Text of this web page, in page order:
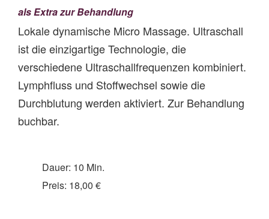
als Extra zur Behandlung
Lokale dynamische Micro Massage. Ultraschall
ist die einzigartige Technologie, die
verschiedene Ultraschallfrequenzen kombiniert.
Lymphfluss und Stoffwechsel sowie die
Durchblutung werden aktiviert. Zur Behandlung
buchbar.
Dauer: 10 Min.
Preis: 18,00 €